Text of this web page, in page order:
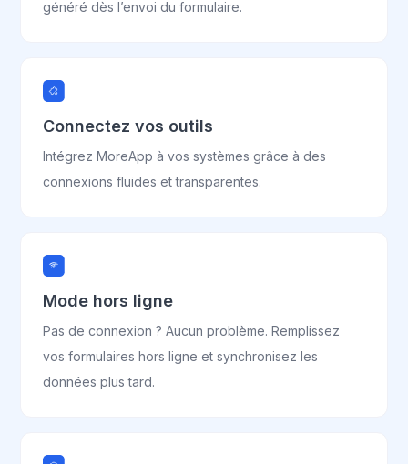
généré dès l’envoi du formulaire.
Connectez vos outils
Intégrez MoreApp à vos systèmes grâce à des
connexions fluides et transparentes.
Mode hors ligne
Pas de connexion ? Aucun problème. Remplissez
vos formulaires hors ligne et synchronisez les
données plus tard.